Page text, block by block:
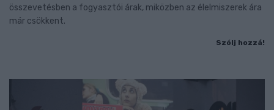
összevetésben a fogyasztói árak, miközben az élelmiszerek ára
már csökkent.
Szólj hozzá!